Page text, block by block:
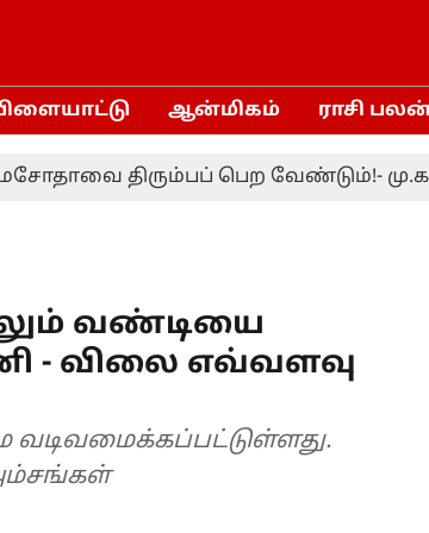
ஆன்மிகம் ராசி
திரும்பப் பெற வேண்டும்!-
வண்டியை
- விலை எவ்வளவு
வடிவமைக்கப்பட்டுள்ளது.